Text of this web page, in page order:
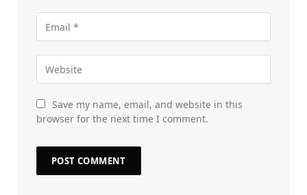
Save my name, email, and website in this
browser for the next time I comment.